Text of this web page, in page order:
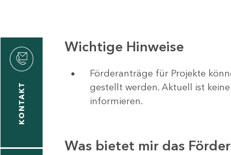
KONTAKT
Wichtige Hinweise
Förderanträge für Projekte
gestellt werden. Aktuell ist
informieren.
Was bietet mir das